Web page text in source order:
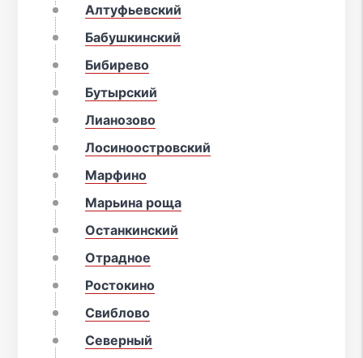
Алтуфьевский
Бабушкинский
Бибирево
Бутырский
Лианозово
Лосиноостровский
Марфино
Марьина роща
Останкинский
Отрадное
Ростокино
Свиблово
Северный